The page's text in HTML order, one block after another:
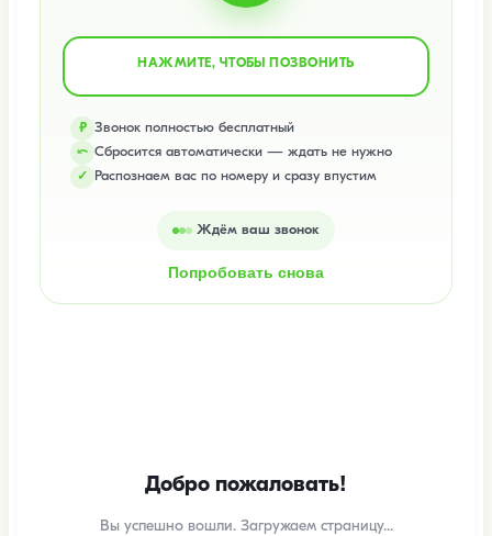
НАЖМИТЕ, ЧТОБЫ ПОЗВОНИТЬ
₽ Звонок полностью бесплатный
⤺ Сбросится автоматически — ждать не нужно
✓ Распознаем вас по номеру и сразу впустим
Ждём ваш звонок
Попробовать снова
Добро пожаловать!
Вы успешно вошли. Загружаем страницу...